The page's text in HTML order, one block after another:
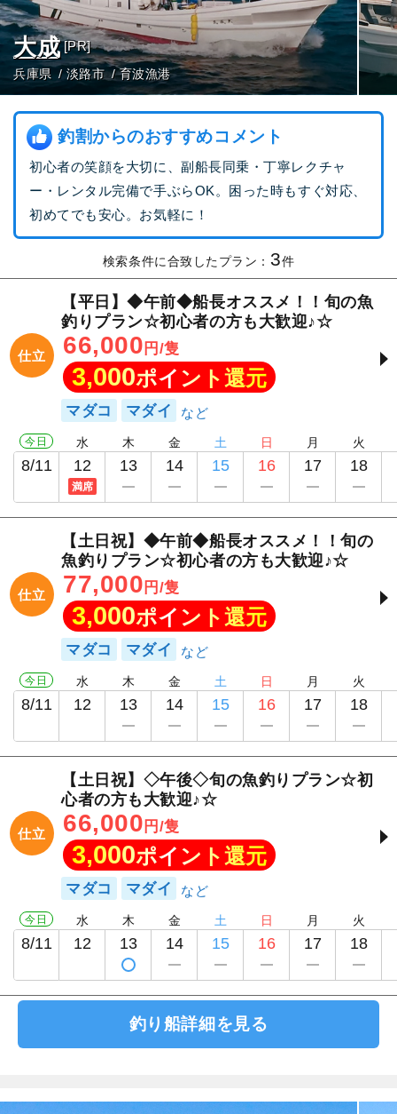
大成 [PR]
兵庫県 淡路市 育波漁港
釣割からのおすすめコメント
初心者の笑顔を大切に、副船長同乗・丁寧レクチャ
ー・レンタル完備で手ぶらOK。困った時もすぐ対応、
初めてでも安心。お気軽に！
検索条件に合致したプラン： 3件
仕立
【平日】◆午前◆船長オススメ！！旬の魚
釣りプラン☆初心者の方も大歓迎♪☆
66,000 円/隻
3,000ポイント還元
マダコ マダイ
今日
8/11
水
12
満席
木
13
金
14
土
15
日
16
月
17
火
18
仕立
【土日祝】◆午前◆船長オススメ！！旬の
魚釣りプラン☆初心者の方も大歓迎♪☆
77,000 円/隻
3,000ポイント還元
マダコ マダイ
今日
8/11
水
12
木
13
金
14
土
15
日
16
月
17
火
18
仕立
【土日祝】◇午後◇旬の魚釣りプラン☆初
心者の方も大歓迎♪☆
66,000 円/隻
3,000ポイント還元
マダコ マダイ
今日
8/11
水
12
木
13
金
14
土
15
日
16
月
17
火
18
釣り船詳細を見る